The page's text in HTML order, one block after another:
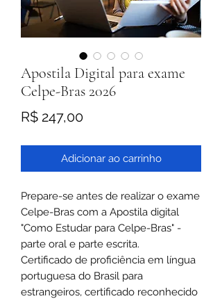
Apostila Digital para exame
Celpe-Bras 2026
R$ 247,00Preço
Adicionar ao carrinho
Prepare-se antes de realizar o exame
Celpe-Bras com a Apostila digital
"Como Estudar para Celpe-Bras" -
parte oral e parte escrita.
Certificado de proficiência em língua
portuguesa do Brasil para
estrangeiros, certificado reconhecido